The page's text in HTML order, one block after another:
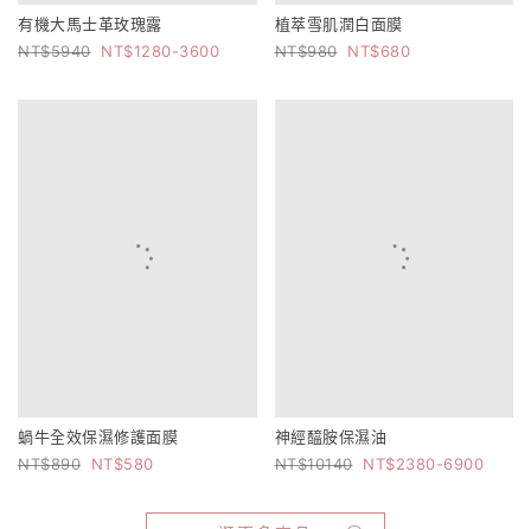
有機大馬士革玫瑰露
5940
1280-3600
植萃雪肌潤白面膜
980
680
蝸牛全效保濕修護面膜
890
580
神經醯胺保濕油
10140
2380-6900